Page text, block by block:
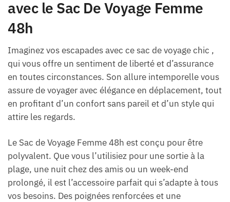
avec le Sac De Voyage Femme
48h
Imaginez vos escapades avec ce sac de voyage chic ,
qui vous offre un sentiment de liberté et d’assurance
en toutes circonstances. Son allure intemporelle vous
assure de voyager avec élégance en déplacement, tout
en profitant d’un confort sans pareil et d’un style qui
attire les regards.
Le Sac de Voyage Femme 48h est conçu pour être
polyvalent. Que vous l’utilisiez pour une sortie à la
plage, une nuit chez des amis ou un week-end
prolongé, il est l’accessoire parfait qui s’adapte à tous
vos besoins. Des poignées renforcées et une